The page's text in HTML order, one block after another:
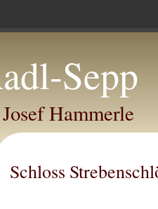
Sepp
Hammerle
Schloss